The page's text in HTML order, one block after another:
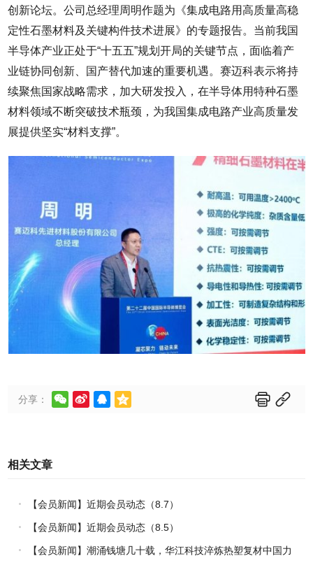
创新论坛。公司总经理周明作题为《集成电路用高质量高稳
定性石墨材料及关键构件技术进展》的专题报告。当前我国
半导体产业正处于“十五五”规划开局的关键节点，面临着产
业链协同创新、国产替代加速的重要机遇。赛迈科表示将持
续聚焦国家战略需求，加大研发投入，在半导体用特种石墨
材料领域不断突破技术瓶颈，为我国集成电路产业高质量发
展提供坚实“材料支撑”。
分享：      
相关文章
【会员新闻】近期会员动态（8.7）
【会员新闻】近期会员动态（8.5）
【会员新闻】潮涌钱塘几十载，华江科技淬炼热塑复材中国力